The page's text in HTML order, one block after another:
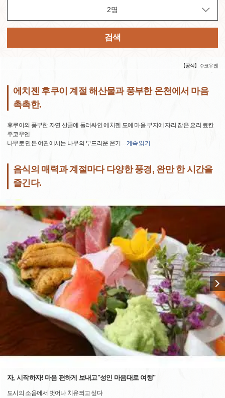
검색
【공식】주코우엔
에치젠 후쿠이 계절 해산물과 풍부한 온천에서 마음
촉촉한.
후쿠이의 풍부한 자연 산골에 둘러싸인 에치젠 도예 마을 부지에 자리 잡은 요리 료칸
주코우엔
나무로 만든 여관에서는 나무의 부드러운 온기 …계속 읽기
음식의 매력과 계절마다 다양한 풍경, 완만 한 시간을
즐긴다.
자, 시작하자! 마음 편하게 보내고"성인 마음대로 여행"
도시의 소음에서 벗어나 치유되고 싶다